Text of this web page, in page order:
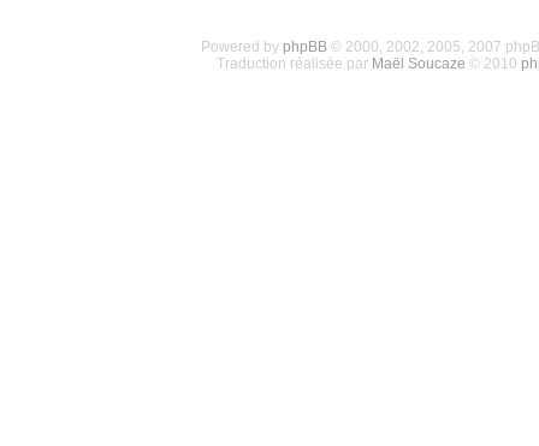
Powered by phpBB© 2000, 2002, 2005, 2007
Traduction réalisée par Maël Soucaze © 2010